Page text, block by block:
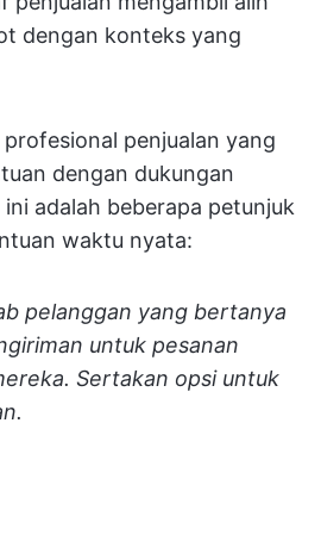
dengan konteks yang
penjualan yang
dengan dukungan
adalah beberapa petunjuk
waktu nyata:
pelanggan yang bertanya
untuk pesanan
Sertakan opsi untuk